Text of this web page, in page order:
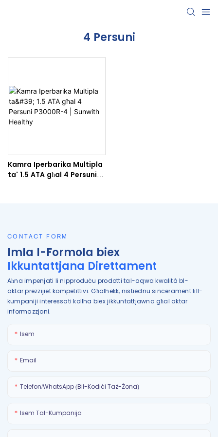
4 Persuni
Kamra Iperbarika Multipla
ta' 1.5 ATA għal 4 Persuni
CONTACT FORM
Imla l-Formola biex
Ikkuntattjana Direttament
Aħna impenjati li nipproduċu prodotti tal-aqwa kwalità bl-
aktar prezzijiet kompetittivi. Għalhekk, nistiednu sinċerament lill-
kumpaniji interessati kollha biex jikkuntattjawna għal aktar
informazzjoni.
Isem
Email
Telefon/WhatsApp (Bil-Kodiċi Taż-Żona)
Isem Tal-Kumpanija